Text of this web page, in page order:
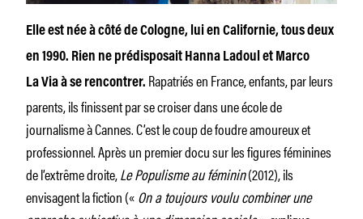
Elle est née à côté de Cologne, lui en Californie, tous deux
en 1990. Rien ne prédisposait Hanna Ladoul et Marco
La Via à se rencontrer. Rapatriés en France, enfants, par leurs
parents, ils finissent par se croiser dans une école de
journalisme à Cannes. C’est le coup de foudre amoureux et
professionnel. Après un premier docu sur les figures féminines
de l’extrême droite,Le Populisme au féminin(2012), ils
envisagent la fiction («On a toujours voulu combiner une